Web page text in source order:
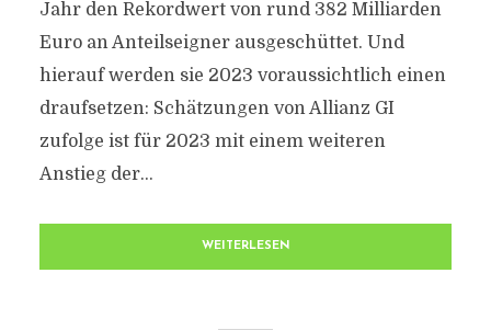
Jahr den Rekordwert von rund 382 Milliarden
Euro an Anteilseigner ausgeschüttet. Und
hierauf werden sie 2023 voraussichtlich einen
draufsetzen: Schätzungen von Allianz GI
zufolge ist für 2023 mit einem weiteren
Anstieg der...
WEITERLESEN